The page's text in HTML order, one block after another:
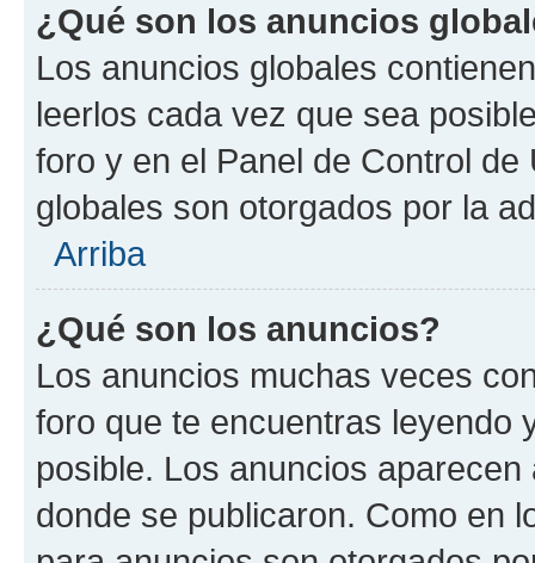
¿Qué son los anuncios
Los anuncios globales
leerlos cada vez que sea
foro y en el Panel de Control
globales son otorgados por la
Arriba
¿Qué son los anuncios?
Los anuncios muchas veces
foro que te encuentras leyendo
posible. Los anuncios
donde se publicaron. Como en